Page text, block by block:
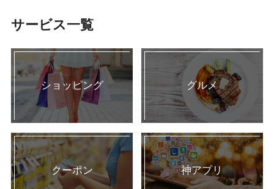
サービス一覧
ショッピング グルメ
クーポン 神アプリ